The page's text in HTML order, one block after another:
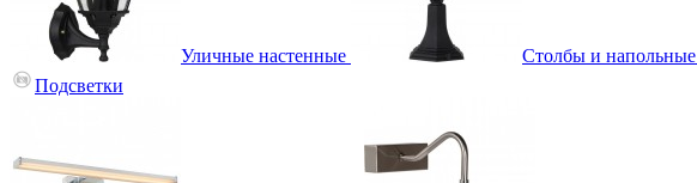
Уличные настенные Столбы и напольные
Подсветки